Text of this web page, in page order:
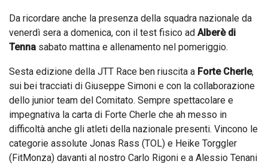
Da ricordare anche la presenza della squadra nazionale da
venerdì sera a domenica, con il test fisico ad Alberè di
Tenna sabato mattina e allenamento nel pomeriggio.
Sesta edizione della JTT Race ben riuscita a Forte Cherle,
sui bei tracciati di Giuseppe Simoni e con la collaborazione
dello junior team del Comitato. Sempre spettacolare e
impegnativa la carta di Forte Cherle che ah messo in
difficoltà anche gli atleti della nazionale presenti. Vincono le
categorie assolute Jonas Rass (TOL) e Heike Torggler
(FitMonza) davanti al nostro Carlo Rigoni e a Alessio Tenani